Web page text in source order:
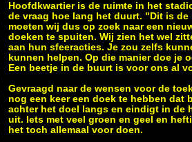
Hoofdkwartier is de ruimte in het
de vraag hoe lang het duurt. "Dit is de
moeten wij dus op zoek naar een
doeken te spuiten. Wij zien het wel
aan hun sfeeracties. Je zou zelfs
kunnen helpen. Op die manier doe je
Een beetje in de buurt is voor ons al
Gevraagd naar de wensen voor de
nog een keer een doek te hebben
achter het doel langs en eindigt in de
uit. Iets met veel groen en geel en
het toch allemaal voor doen.